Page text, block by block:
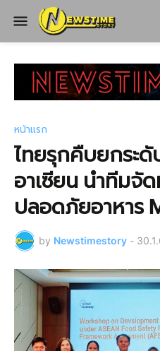
หน้าแรก
ไทยรุกคืบยกระดั
อาเซียน นำทีมจั
ปลอดภัยอาหาร
by Newstimestory -